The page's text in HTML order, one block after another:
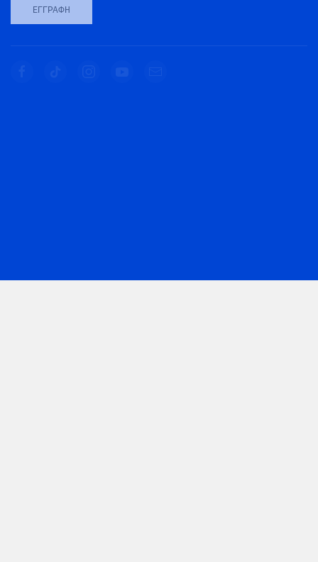
ΕΓΓΡΑΦΉ